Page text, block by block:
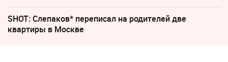
SHOT: Слепаков* переписал на родителей две
квартиры в Москве